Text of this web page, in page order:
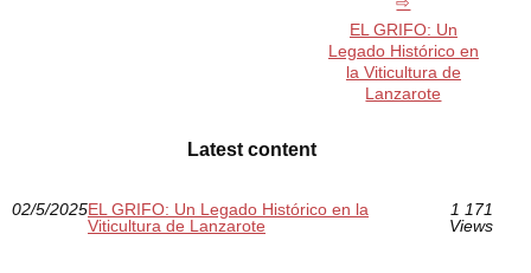
EL GRIFO: Un
Legado Histórico en
la Viticultura de
Lanzarote
Latest content
02/5/2025EL GRIFO: Un Legado Histórico en la
Viticultura de Lanzarote
1 171
Views